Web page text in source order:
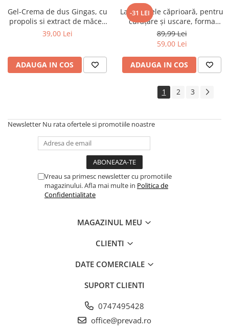
Gel-Crema de dus Gingas, cu
propolis si extract de măceș
organic, 1000 ml
39,00 Lei
ADAUGA IN COS
-31 LEI
Lavetă piele căprioară, pentru
curăţare şi uscare, forma
neregulată 38*30
89,99 Lei
59,00 Lei
ADAUGA IN COS
1 2 3
Newsletter Nu rata ofertele si promotiile noastre
Vreau sa primesc newsletter cu promotiile
magazinului. Afla mai multe in Politica de
Confidentialitate
MAGAZINUL MEU
CLIENTI
DATE COMERCIALE
SUPORT CLIENTI
0747495428
office@prevad.ro